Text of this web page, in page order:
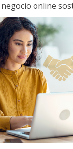
online